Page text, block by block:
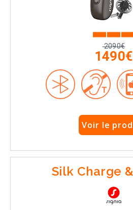
2090€
1490€
Voir le
Silk Charge